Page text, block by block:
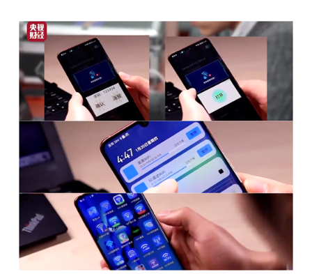
题
爱
搞
机